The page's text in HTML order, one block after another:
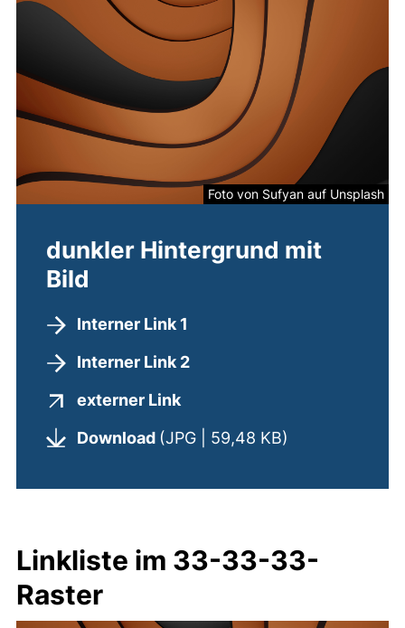
dunkler Hintergrund mit
Bild
Interner Link 1
Interner Link 2
externer Link(externer Link, öffnet neues
Download (JPG | 59,48 KB)
Foto von Sufyan auf Unsplash
Linkliste im 33-33-33-
Raster